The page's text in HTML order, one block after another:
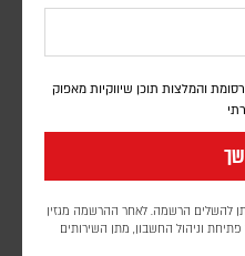
והמלצות תוכן שיווקיות מאפוק
להשלים הרשמה. לאחר ההרשמה מגזין
וניהול החשבון, מתן השירותים
מלחמה שערך הפנטגון בחודש יולי